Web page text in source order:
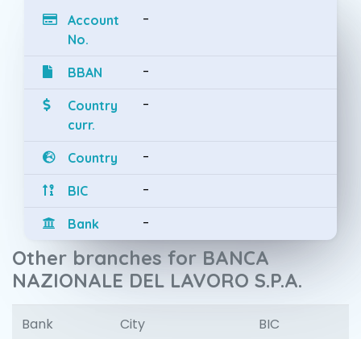
Account
No.
-
BBAN -
Country
curr.
-
Country -
BIC -
Bank -
Other branches for BANCA
NAZIONALE DEL LAVORO S.P.A.
Bank City BIC